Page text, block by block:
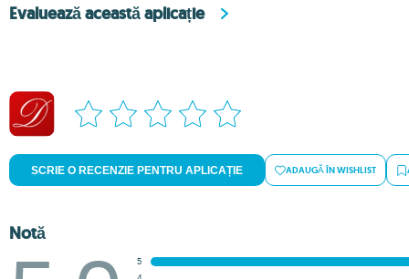
Evaluează această aplicație
SCRIE O RECENZIE PENTRU APLICAȚIE ADAUGĂ ÎN WISHLIST
Notă
5